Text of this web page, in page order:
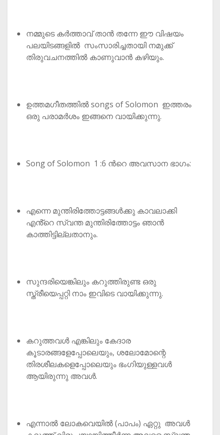
നമ്മുടെ കർത്താവ്‌ താൻ തന്നേ ഈ വിഷയം
പലയിടങ്ങളിൽ സംസാരിച്ചതായി നമുക്ക്
തിരുവചനത്തിൽ കാണുവാൻ കഴിയും.
ഉത്തമഗീതത്തിൽ songs of Solomon ഇത്തരം
ഒരു പരാമർശം ഇങ്ങനെ വായിക്കുന്നു.
Song of Solomon 1 :6 ൻറെ അവസാന ഭാഗം:
എന്നെ മുന്തിരിത്തോട്ടങ്ങൾക്കു കാവലാക്കി
എൻ്റെ സ്വന്ത മുന്തിരിത്തോട്ടം ഞാൻ
കാത്തിട്ടില്ലതാനും.
സുന്ദരിയെങ്കിലും കറുത്തിരുണ്ട ഒരു
സ്ത്രീയെപ്പറ്റി നാം ഇവിടെ വായിക്കുന്നു.
കറുത്തവൾ എങ്കിലും കേദാര
കൂടാരങ്ങളേപ്പോലെയും, ശലോമോന്റെ
തിരശീലകളെപ്പോലെയും ഭംഗിയുള്ളവൾ
ആയിരുന്നു അവൾ.
എന്നാൽ ലോകവെയിൽ (പാപം) ഏറ്റു അവൾ